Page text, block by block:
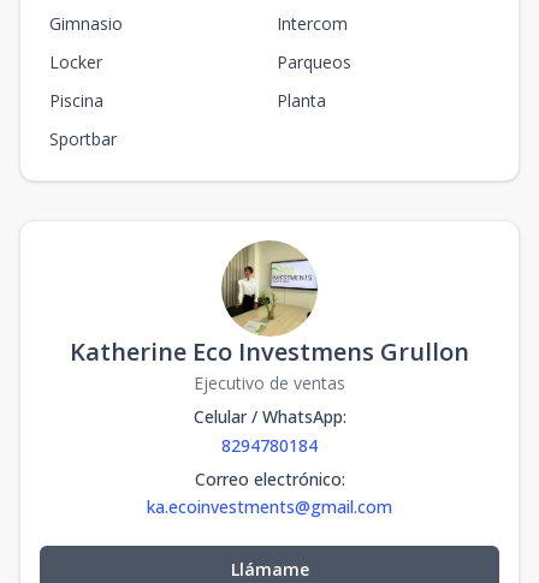
Gimnasio
Intercom
Locker
Parqueos
Piscina
Planta
Sportbar
Katherine Eco Investmens Grullon
Ejecutivo de ventas
Celular / WhatsApp:
8294780184
Correo electrónico:
ka.ecoinvestments@gmail.com
Llámame